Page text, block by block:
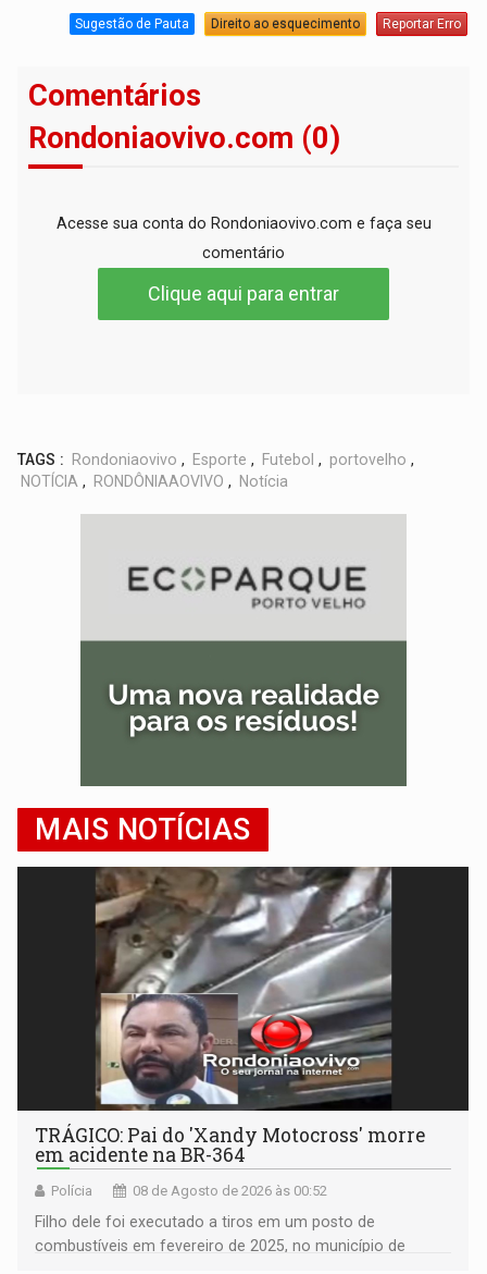
Sugestão de Pauta Direito ao esquecimento Reportar Erro
Comentários
Rondoniaovivo.com (0)
Acesse sua conta do Rondoniaovivo.com e faça seu
comentário
Clique aqui para entrar
TAGS : Rondoniaovivo , Esporte , Futebol , portovelho ,
NOTÍCIA , RONDÔNIAAOVIVO , Notícia
MAIS NOTÍCIAS
TRÁGICO: Pai do 'Xandy Motocross' morre
em acidente na BR-364
Polícia 08 de Agosto de 2026 às 00:52
Filho dele foi executado a tiros em um posto de
combustíveis em fevereiro de 2025, no município de